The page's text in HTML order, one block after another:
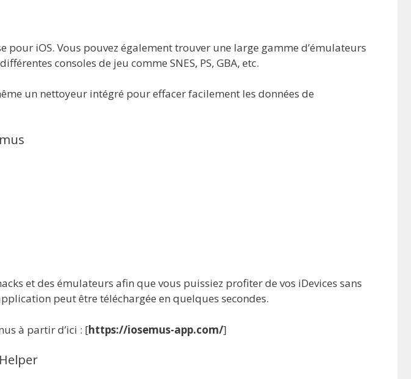
iOS. Vous pouvez également trouver une large gamme d’émulateurs
consoles de jeu comme SNES, PS, GBA, etc.
un nettoyeur intégré pour effacer facilement les données de
et des émulateurs afin que vous puissiez profiter de vos iDevices sans
peut être téléchargée en quelques secondes.
à partir d’ici : [https://iosemus-app.com/]